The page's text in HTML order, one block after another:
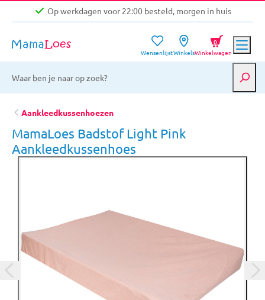
Op werkdagen voor 22:00 besteld, morgen in huis
Gratis verzending vanaf €39,-
Op werkdagen voor 22:00 besteld, morgen in huis
WensenlijstWinkelsWinkelwagen
0
Aankleedkussenhoezen
MamaLoes Badstof Light Pink
Aankleedkussenhoes